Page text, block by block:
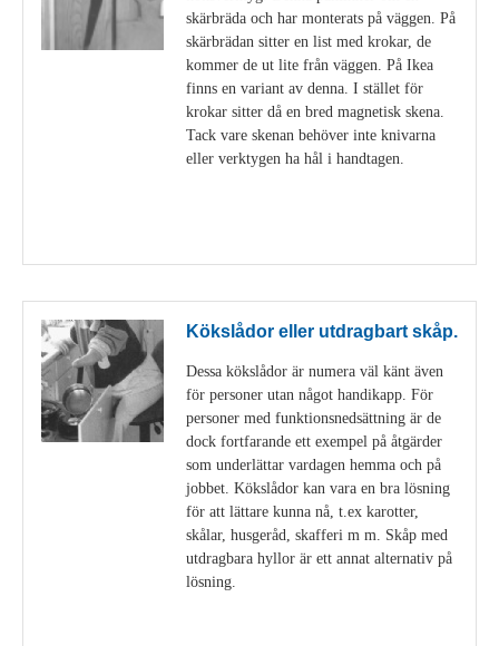
skärbräda och har monterats på väggen. På
skärbrädan sitter en list med krokar, de
kommer de ut lite från väggen. På Ikea
finns en variant av denna. I stället för
krokar sitter då en bred magnetisk skena.
Tack vare skenan behöver inte knivarna
eller verktygen ha hål i handtagen.
Kökslådor eller utdragbart skåp.
Dessa kökslådor är numera väl känt även
för personer utan något handikapp. För
personer med funktionsnedsättning är de
dock fortfarande ett exempel på åtgärder
som underlättar vardagen hemma och på
jobbet. Kökslådor kan vara en bra lösning
för att lättare kunna nå, t.ex karotter,
skålar, husgeråd, skafferi m m. Skåp med
utdragbara hyllor är ett annat alternativ på
lösning.